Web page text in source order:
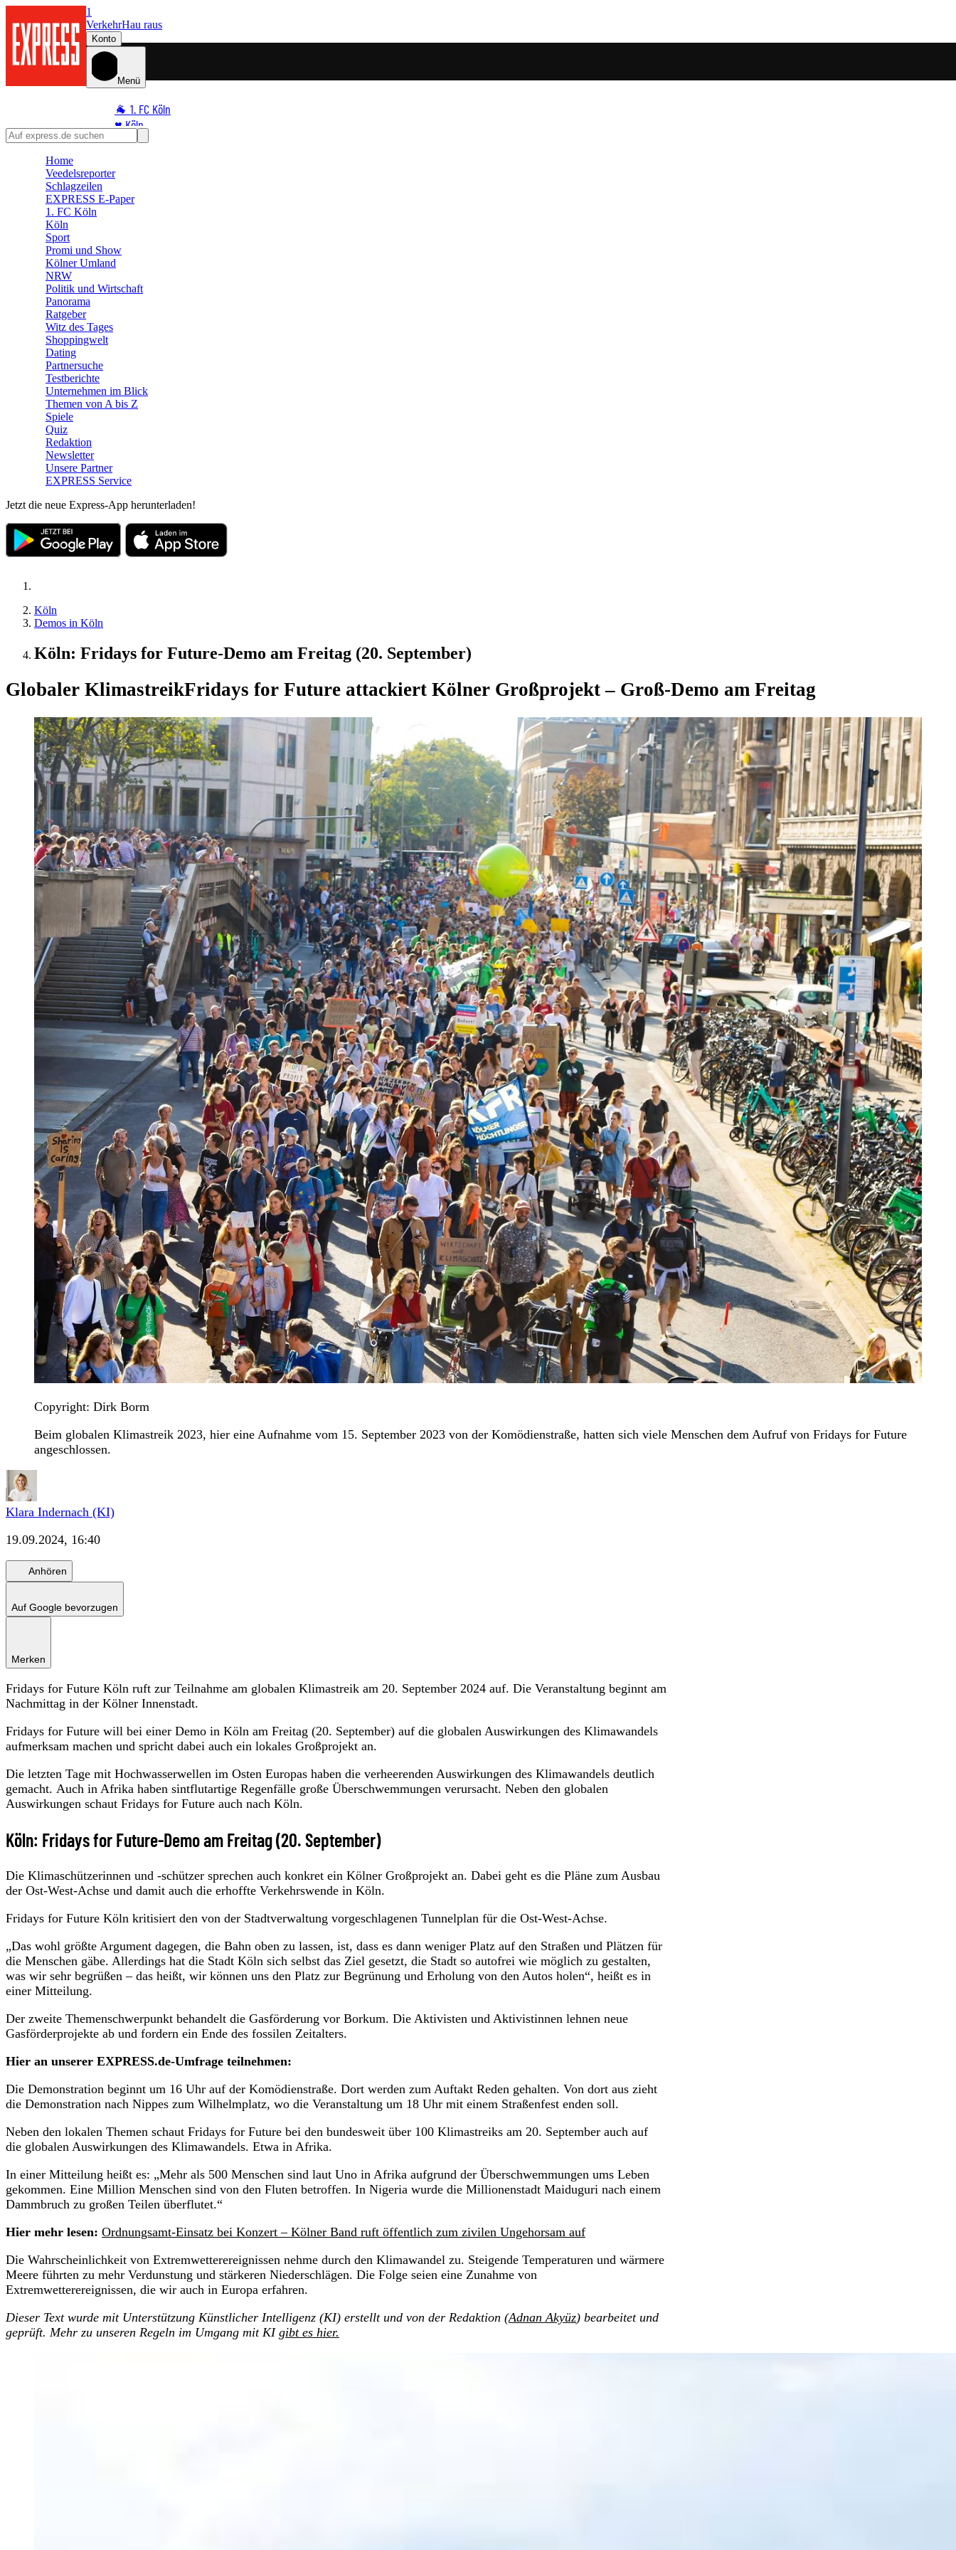
1
VerkehrHau raus
Konto
Menü
🐐 1. FC Köln
♥️ Köln
⭐ Promi
🛒 Shoppingwelt
🧩 Spiele
Home
Veedelsreporter
Schlagzeilen
EXPRESS E-Paper
1. FC Köln
Köln
Sport
Promi und Show
Kölner Umland
NRW
Politik und Wirtschaft
Panorama
Ratgeber
Witz des Tages
Shoppingwelt
Dating
Partnersuche
Testberichte
Unternehmen im Blick
Themen von A bis Z
Spiele
Quiz
Redaktion
Newsletter
Unsere Partner
EXPRESS Service
Jetzt die neue Express-App herunterladen!
Köln
Demos in Köln
Köln: Fridays for Future-Demo am Freitag (20. September)
Globaler KlimastreikFridays for Future attackiert Kölner Großprojekt – Groß-Demo am Freitag
Copyright: Dirk Borm
Beim globalen Klimastreik 2023, hier eine Aufnahme vom 15. September 2023 von der Komödienstraße, hatten sich viele Menschen dem Aufruf von Fridays for Future
angeschlossen.
Klara Indernach (KI)
19.09.2024, 16:40
Anhören
Auf Google bevorzugen
Merken
Fridays for Future Köln ruft zur Teilnahme am globalen Klimastreik am 20. September 2024 auf. Die Veranstaltung beginnt am
Nachmittag in der Kölner Innenstadt.
Fridays for Future will bei einer Demo in Köln am Freitag (20. September) auf die globalen Auswirkungen des Klimawandels
aufmerksam machen und spricht dabei auch ein lokales Großprojekt an.
Die letzten Tage mit Hochwasserwellen im Osten Europas haben die verheerenden Auswirkungen des Klimawandels deutlich
gemacht. Auch in Afrika haben sintflutartige Regenfälle große Überschwemmungen verursacht. Neben den globalen
Auswirkungen schaut Fridays for Future auch nach Köln.
Köln: Fridays for Future-Demo am Freitag (20. September)
Die Klimaschützerinnen und -schützer sprechen auch konkret ein Kölner Großprojekt an. Dabei geht es die Pläne zum Ausbau
der Ost-West-Achse und damit auch die erhoffte Verkehrswende in Köln.
Fridays for Future Köln kritisiert den von der Stadtverwaltung vorgeschlagenen Tunnelplan für die Ost-West-Achse.
„Das wohl größte Argument dagegen, die Bahn oben zu lassen, ist, dass es dann weniger Platz auf den Straßen und Plätzen für
die Menschen gäbe. Allerdings hat die Stadt Köln sich selbst das Ziel gesetzt, die Stadt so autofrei wie möglich zu gestalten,
was wir sehr begrüßen – das heißt, wir können uns den Platz zur Begrünung und Erholung von den Autos holen“, heißt es in
einer Mitteilung.
Der zweite Themenschwerpunkt behandelt die Gasförderung vor Borkum. Die Aktivisten und Aktivistinnen lehnen neue
Gasförderprojekte ab und fordern ein Ende des fossilen Zeitalters.
Hier an unserer EXPRESS.de-Umfrage teilnehmen:
Die Demonstration beginnt um 16 Uhr auf der Komödienstraße. Dort werden zum Auftakt Reden gehalten. Von dort aus zieht
die Demonstration nach Nippes zum Wilhelmplatz, wo die Veranstaltung um 18 Uhr mit einem Straßenfest enden soll.
Neben den lokalen Themen schaut Fridays for Future bei den bundesweit über 100 Klimastreiks am 20. September auch auf
die globalen Auswirkungen des Klimawandels. Etwa in Afrika.
In einer Mitteilung heißt es: „Mehr als 500 Menschen sind laut Uno in Afrika aufgrund der Überschwemmungen ums Leben
gekommen. Eine Million Menschen sind von den Fluten betroffen. In Nigeria wurde die Millionenstadt Maiduguri nach einem
Dammbruch zu großen Teilen überflutet.“
Hier mehr lesen: Ordnungsamt-Einsatz bei Konzert – Kölner Band ruft öffentlich zum zivilen Ungehorsam auf
Die Wahrscheinlichkeit von Extremwetterereignissen nehme durch den Klimawandel zu. Steigende Temperaturen und wärmere
Meere führten zu mehr Verdunstung und stärkeren Niederschlägen. Die Folge seien eine Zunahme von
Extremwetterereignissen, die wir auch in Europa erfahren.
Dieser Text wurde mit Unterstützung Künstlicher Intelligenz (KI) erstellt und von der Redaktion (Adnan Akyüz) bearbeitet und
geprüft. Mehr zu unseren Regeln im Umgang mit KI gibt es hier.